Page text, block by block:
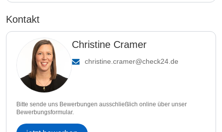
Kontakt
Christine Cramer
christine.cramer@check24.de
Bitte sende uns Bewerbungen ausschließlich online über unser
Bewerbungsformular.